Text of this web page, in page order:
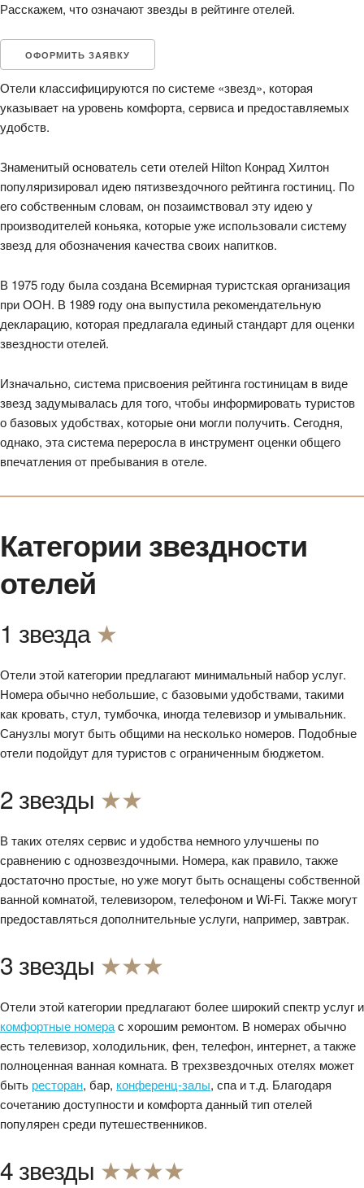
Расскажем, что означают звезды в рейтинге отелей.
ОФОРМИТЬ ЗАЯВКУ
Отели классифицируются по системе «звезд», которая
указывает на уровень комфорта, сервиса и предоставляемых
удобств.
Знаменитый основатель сети отелей Hilton Конрад Хилтон
популяризировал идею пятизвездочного рейтинга гостиниц. По
его собственным словам, он позаимствовал эту идею у
производителей коньяка, которые уже использовали систему
звезд для обозначения качества своих напитков.
В 1975 году была создана Всемирная туристская организация
при ООН. В 1989 году она выпустила рекомендательную
декларацию, которая предлагала единый стандарт для оценки
звездности отелей.
Изначально, система присвоения рейтинга гостиницам в виде
звезд задумывалась для того, чтобы информировать туристов
о базовых удобствах, которые они могли получить. Сегодня,
однако, эта система переросла в инструмент оценки общего
впечатления от пребывания в отеле.
Категории звездности
отелей
1 звезда★
Отели этой категории предлагают минимальный набор услуг.
Номера обычно небольшие, с базовыми удобствами, такими
как кровать, стул, тумбочка, иногда телевизор и умывальник.
Санузлы могут быть общими на несколько номеров. Подобные
отели подойдут для туристов с ограниченным бюджетом.
2 звезды ★★
В таких отелях сервис и удобства немного улучшены по
сравнению с однозвездочными. Номера, как правило, также
достаточно простые, но уже могут быть оснащены собственной
ванной комнатой, телевизором, телефоном и Wi-Fi. Также могут
предоставляться дополнительные услуги, например, завтрак.
3 звезды ★★★
Отели этой категории предлагают более широкий спектр услуг и
комфортные номерас хорошим ремонтом. В номерах обычно
есть телевизор, холодильник, фен, телефон, интернет, а также
полноценная ванная комната. В трехзвездочных отелях может
быть ресторан, бар, конференц-залы, спа и т.д. Благодаря
сочетанию доступности и комфорта данный тип отелей
популярен среди путешественников.
4 звезды ★★★★